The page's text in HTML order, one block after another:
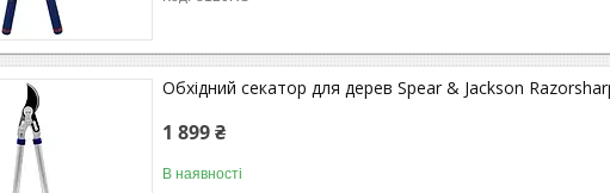
Обхідний секатор для дерев Spear & Jackson
1 899 ₴
В наявності